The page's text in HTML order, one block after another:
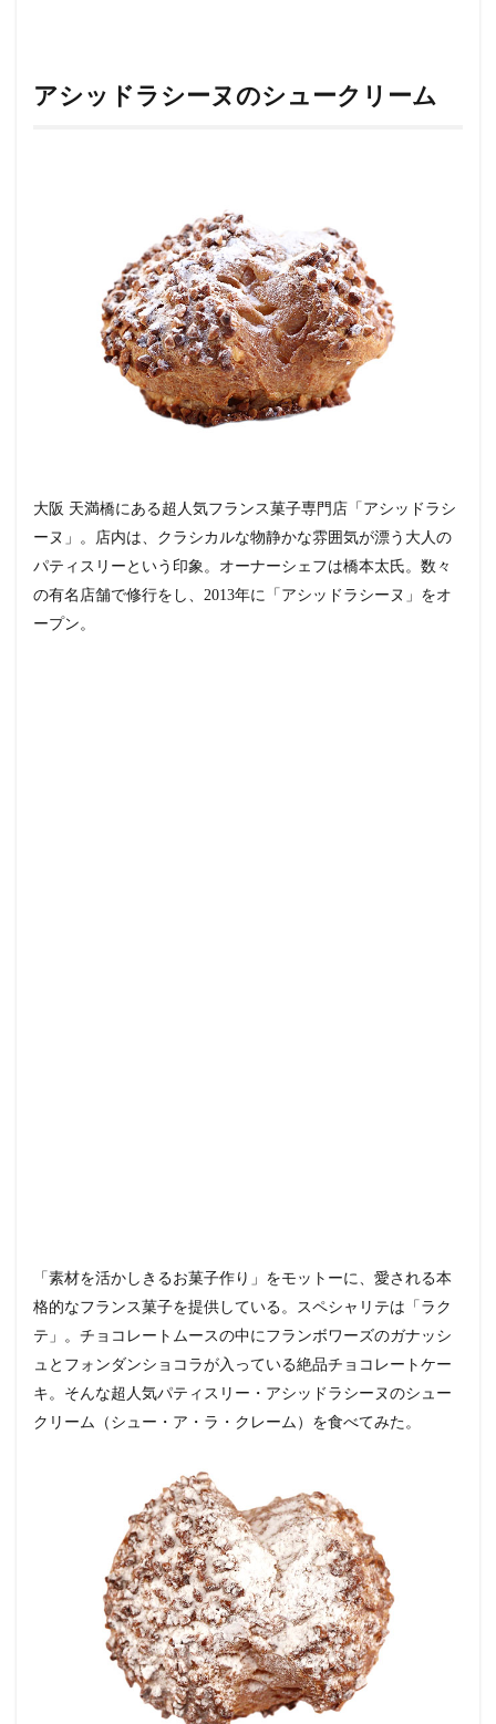
アシッドラシーヌのシュークリーム
大阪 天満橋にある超人気フランス菓子専門店「アシッドラシ
ーヌ」。店内は、クラシカルな物静かな雰囲気が漂う大人の
パティスリーという印象。オーナーシェフは橋本太氏。数々
の有名店舗で修行をし、2013年に「アシッドラシーヌ」をオ
ープン。
「素材を活かしきるお菓子作り」をモットーに、愛される本
格的なフランス菓子を提供している。スペシャリテは「ラク
テ」。チョコレートムースの中にフランボワーズのガナッシ
ュとフォンダンショコラが入っている絶品チョコレートケー
キ。そんな超人気パティスリー・アシッドラシーヌのシュー
クリーム（シュー・ア・ラ・クレーム）を食べてみた。